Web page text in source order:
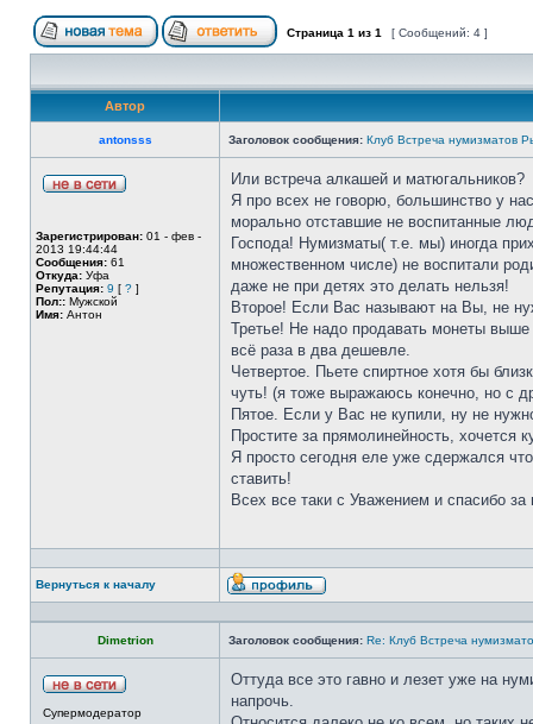
Страница 1 из 1 [ Сообщений: 4 ]
Автор
antonsss Заголовок сообщения: Клуб Встреча нумизматов
Зарегистрирован: 01 - фев -
2013 19:44:44
Сообщения: 61
Откуда: Уфа
Репутация: 9 [ ? ]
Пол:: Мужской
Имя: Антон
Или встреча алкашей и матюгальников?
Я про всех не говорю, большинство у
морально отставшие не воспитанные
Господа! Нумизматы( т.е. мы) иногда
множественном числе) не воспитали
даже не при детях это делать нельзя!
Второе! Если Вас называют на Вы, не
Третье! Не надо продавать монеты
всё раза в два дешевле.
Четвертое. Пьете спиртное хотя бы
чуть! (я тоже выражаюсь конечно, но с
Пятое. Если у Вас не купили, ну не
Простите за прямолинейность, хочется
Я просто сегодня еле уже сдержался
ставить!
Всех все таки с Уважением и спасибо за
Вернуться к началу
Dimetrion Заголовок сообщения: Re: Клуб Встреча
Супермодератор
Оттуда все это гавно и лезет уже на
напрочь.